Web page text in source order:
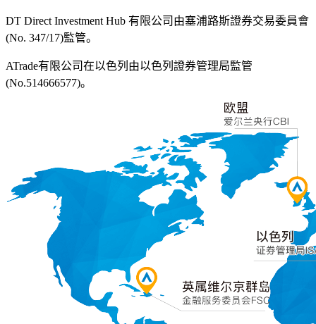
DT Direct Investment Hub 有限公司由塞浦路斯證券交易委員會
(No. 347/17)監管。
ATrade有限公司在以色列由以色列證券管理局監管
(No.514666577)。